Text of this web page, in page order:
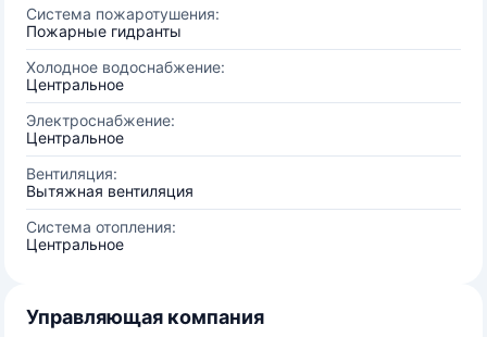
Система пожаротушения:
Пожарные гидранты
Холодное водоснабжение:
Центральное
Электроснабжение:
Центральное
Вентиляция:
Вытяжная вентиляция
Система отопления:
Центральное
Управляющая компания